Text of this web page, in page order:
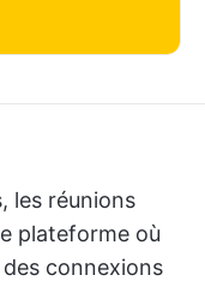
les réunions
plateforme où
connexions